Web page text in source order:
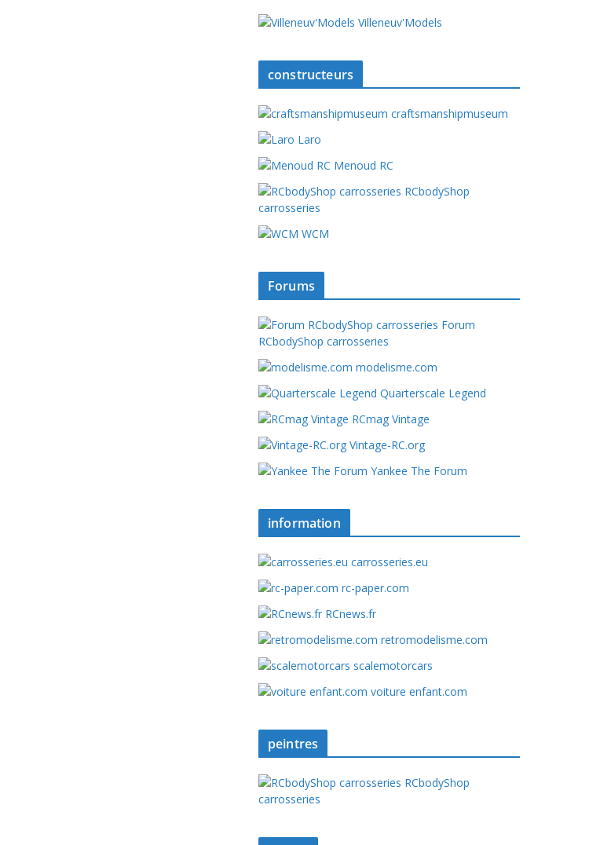
Villeneuv'Models
constructeurs
craftsmanshipmuseum
Laro
Menoud RC
RCbodyShop
carrosseries
WCM
Forums
Forum
RCbodyShop carrosseries
modelisme.com
Quarterscale Legend
RCmag Vintage
Vintage-RC.org
Yankee The Forum
information
carrosseries.eu
rc-paper.com
RCnews.fr
retromodelisme.com
scalemotorcars
voiture enfant.com
peintres
RCbodyShop
carrosseries